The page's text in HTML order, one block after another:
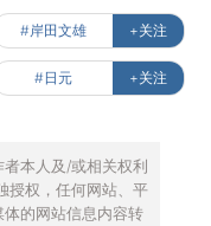
#岸田文雄 +关注
#日元 +关注
本人及/或相关权利
授权，任何网站、平
的网站信息内容转